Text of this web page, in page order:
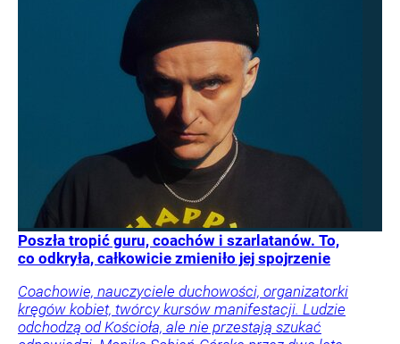
Poszła tropić guru, coachów i szarlatanów. To,
co odkryła, całkowicie zmieniło jej spojrzenie
Coachowie, nauczyciele duchowości, organizatorki
kręgów kobiet, twórcy kursów manifestacji. Ludzie
odchodzą od Kościoła, ale nie przestają szukać